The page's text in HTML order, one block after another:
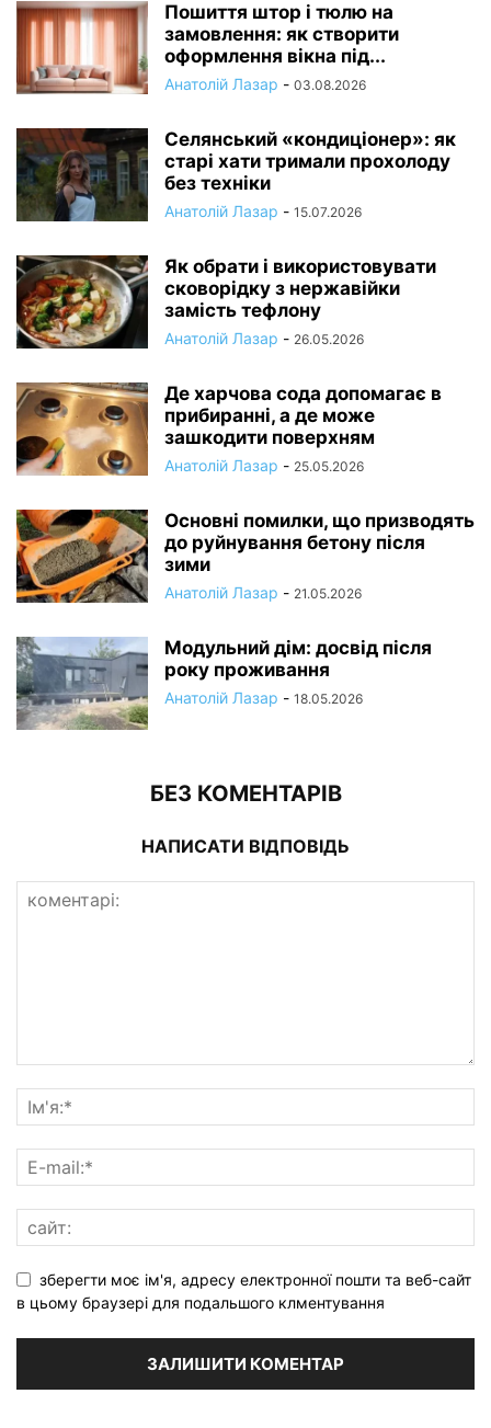
Пошиття штор і тюлю на
замовлення: як створити
оформлення вікна під...
Анатолій Лазар - 03.08.2026
Селянський «кондиціонер»: як
старі хати тримали прохолоду
без техніки
Анатолій Лазар - 15.07.2026
Як обрати і використовувати
сковорідку з нержавійки
замість тефлону
Анатолій Лазар - 26.05.2026
Де харчова сода допомагає в
прибиранні, а де може
зашкодити поверхням
Анатолій Лазар - 25.05.2026
Основні помилки, що призводять
до руйнування бетону після
зими
Анатолій Лазар - 21.05.2026
Модульний дім: досвід після
року проживання
Анатолій Лазар - 18.05.2026
БЕЗ КОМЕНТАРІВ
НАПИСАТИ ВІДПОВІДЬ
зберегти моє ім'я, адресу електронної пошти та веб-сайт
в цьому браузері для подальшого клментування